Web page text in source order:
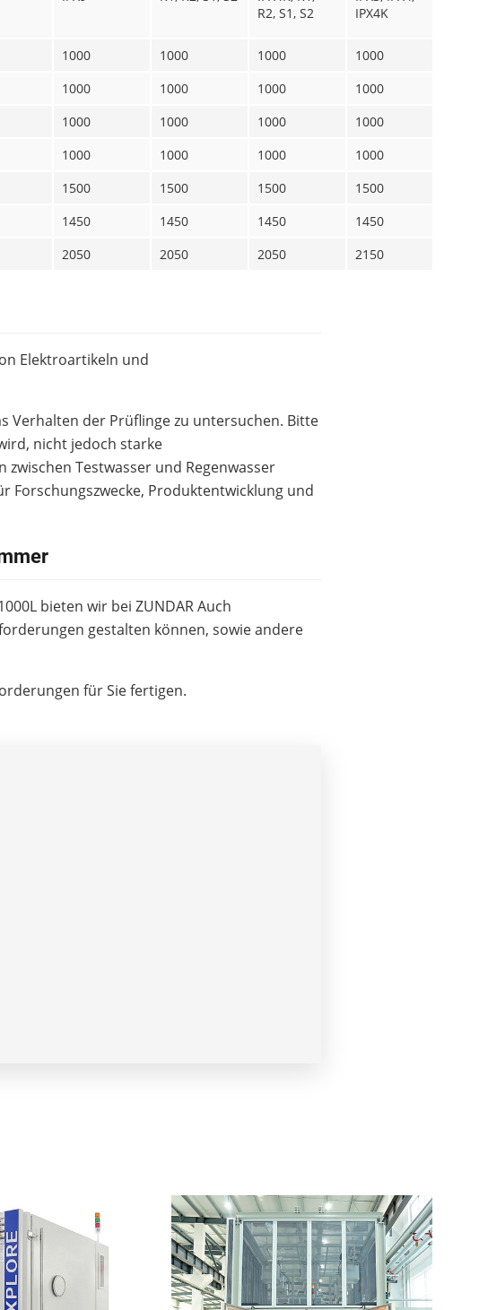
R2, S1, S2
IPX4K
1000 1000 1000 1000
1000 1000 1000 1000
1000 1000 1000 1000
1000 1000 1000 1000
1500 1500 1500 1500
1450 1450 1450 1450
2050 2050 2050 2150
Elektroartikeln und
Verhalten der Prüflinge zu untersuchen. Bitte
nicht jedoch starke
Testwasser und Regenwasser
Forschungszwecke, Produktentwicklung und
bieten wir bei ZUNDAR Auch
gestalten können, sowie andere
für Sie fertigen.